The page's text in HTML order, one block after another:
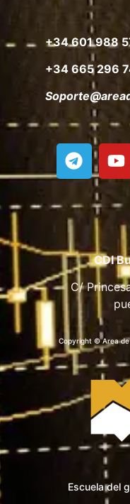
+34 601 988
+34 665 296
CDI
C/
Copyright © Area de
Escuela del